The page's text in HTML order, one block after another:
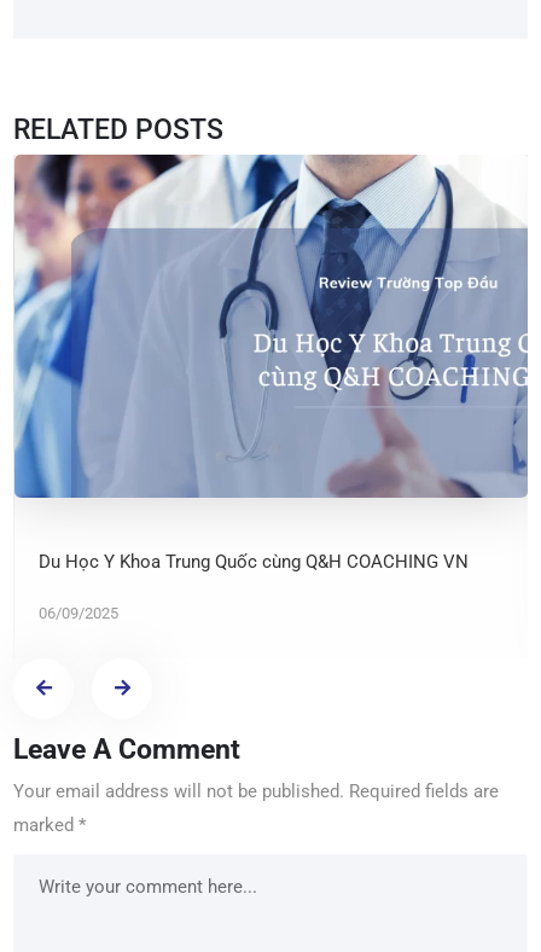
RELATED POSTS
Du Học Y Khoa Trung Quốc cùng Q&H COACHING VN
06/09/2025
Leave A Comment
Your email address will not be published. Required fields are
marked*